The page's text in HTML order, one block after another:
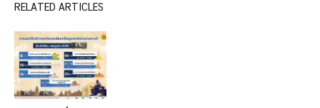
RELATED ARTICLES